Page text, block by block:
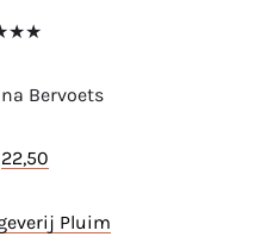
Bervoets
22,50
Pluim